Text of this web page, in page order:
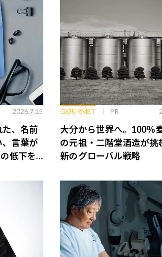
2026.7.15
、名前
言葉が
低下を
GOURMET PR
大分から世界へ。100％
の元祖・二階堂酒造が挑
新のグローバル戦略